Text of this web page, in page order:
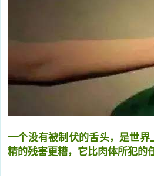
一个没有被制伏的舌头，是世
精的残害更糟，它比肉体所犯的